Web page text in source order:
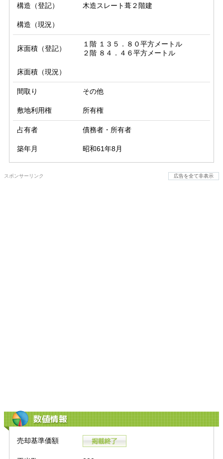
構造（登記） 木造スレート葺２階建
構造（現況）
床面積（登記）
１階 １３５．８０平方メートル
２階 ８４．４６平方メートル
床面積（現況）
間取り その他
敷地利用権 所有権
占有者 債務者・所有者
築年月 昭和61年8月
スポンサーリンク 広告を全て非表示
数値情報
売却基準価額